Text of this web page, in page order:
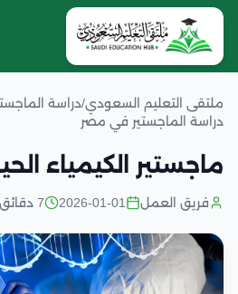
ملتقى التعليم السعودي/دراسة
دراسة الماجستير في مصر
ماجستير الكيمياء
فريق العمل 2026-01-01 7 دقائق قراءة